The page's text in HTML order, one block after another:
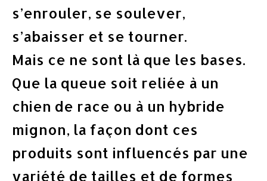
s’enrouler, se soulever,
s’abaisser et se tourner.
Mais ce ne sont là que les bases.
Que la queue soit reliée à un
chien de race ou à un hybride
mignon, la façon dont ces
produits sont influencés par une
variété de tailles et de formes